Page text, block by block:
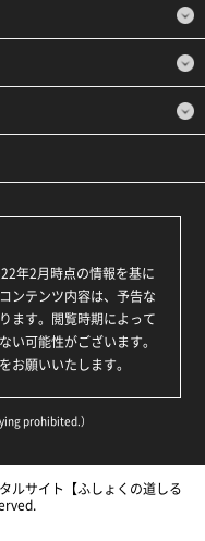
年2月時点の情報を基に
ンテンツ内容は、予告な
ます。閲覧時期によって
い可能性がございます。
お願いいたします。
prohibited.）
ルサイト【ふしょくの道しる